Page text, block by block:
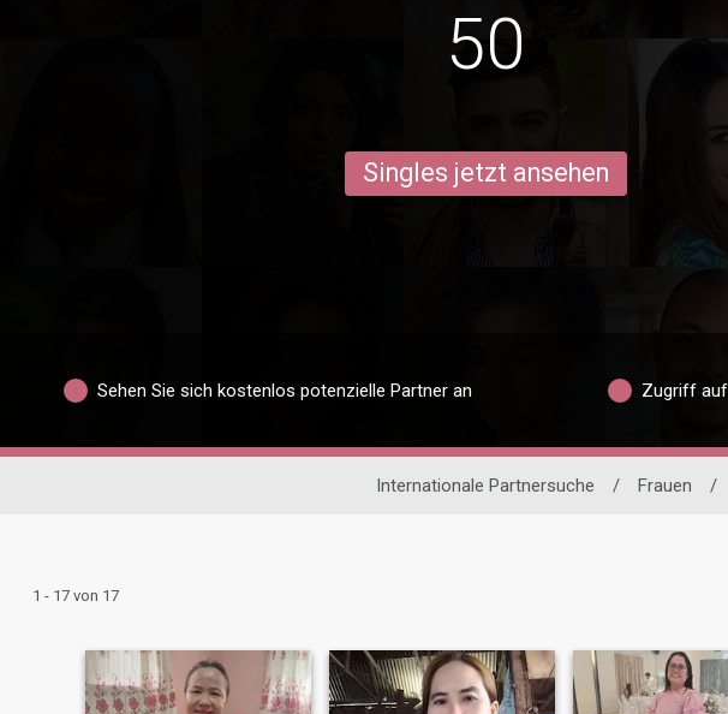
50
Singles jetzt ansehen
Sehen Sie sich kostenlos potenzielle Partner an Zugriff
Internationale Partnersuche / Frauen /
1 - 17 von 17